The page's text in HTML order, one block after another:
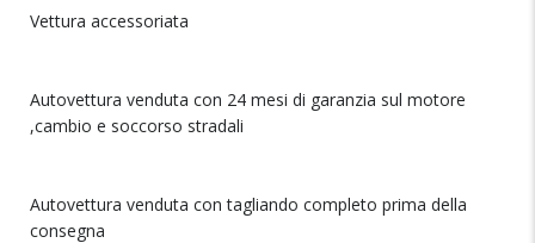
Vettura accessoriata
Autovettura venduta con 24 mesi di garanzia sul motore
,cambio e soccorso stradali
Autovettura venduta con tagliando completo prima della
consegna